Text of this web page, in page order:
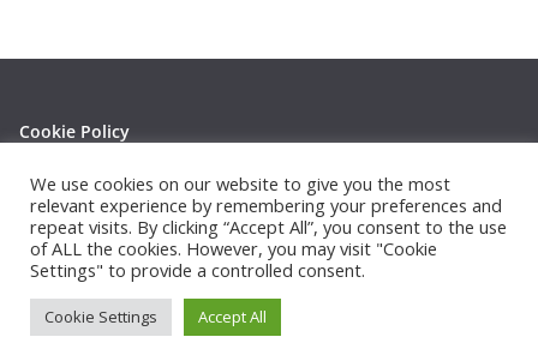
Cookie Policy
Privacy Policy
Copyright © 2026Thephotowall
Theme:ColorMag by ThemeGrill. Powered by
We use cookies on our website to give you the most
relevant experience by remembering your preferences and
repeat visits. By clicking “Accept All”, you consent to the use
of ALL the cookies. However, you may visit "Cookie
Settings" to provide a controlled consent.
Cookie Settings Accept All